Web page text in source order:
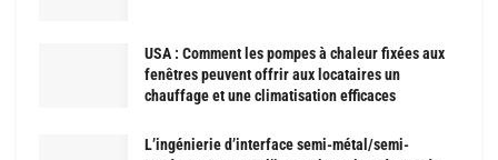
USA : Comment les pompes à chaleur fixées aux
fenêtres peuvent offrir aux locataires un
chauffage et une climatisation efficaces
L’ingénierie d’interface semi-métal/semi-